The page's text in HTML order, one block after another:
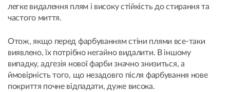
легке видалення плям і високу стійкість до стирання та
частого миття.
Отож, якщо перед фарбуванням стіни плями все-таки
виявлено, їх потрібно негайно видалити. В іншому
випадку, адгезія нової фарби значно знизиться, а
ймовірність того, що незадовго після фарбування нове
покриття почне відпадати, дуже висока.